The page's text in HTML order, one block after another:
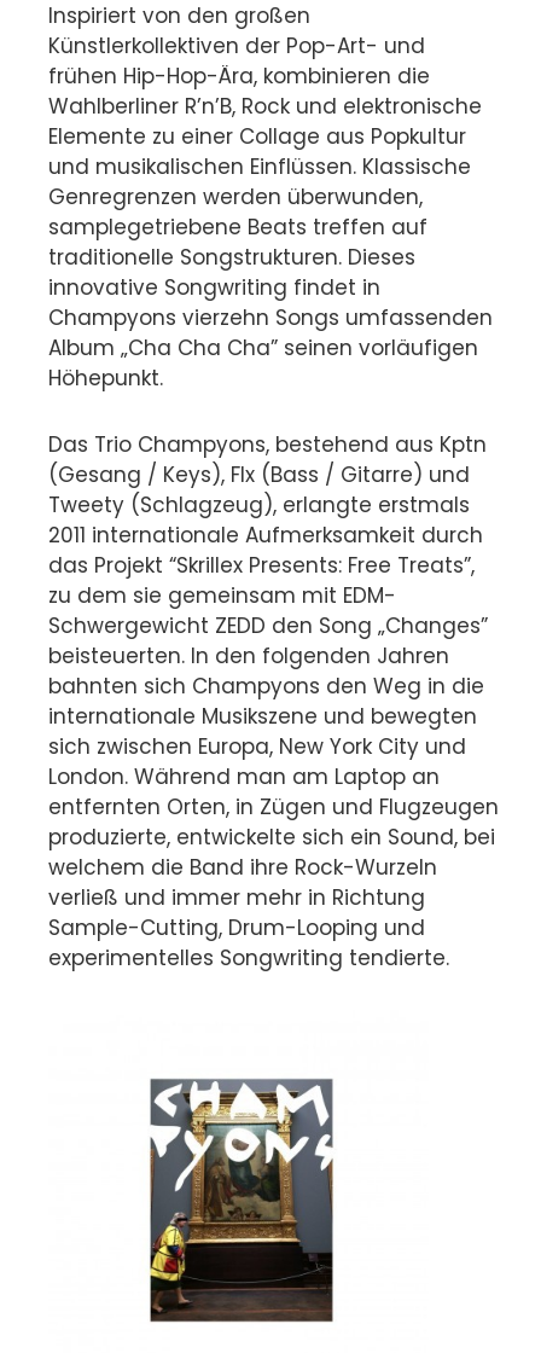
Inspiriert von den großen
Künstlerkollektiven der Pop-Art- und
frühen Hip-Hop-Ära, kombinieren die
Wahlberliner R’n’B, Rock und elektronische
Elemente zu einer Collage aus Popkultur
und musikalischen Einflüssen. Klassische
Genregrenzen werden überwunden,
samplegetriebene Beats treffen auf
traditionelle Songstrukturen. Dieses
innovative Songwriting findet in
Champyons vierzehn Songs umfassenden
Album „Cha Cha Cha” seinen vorläufigen
Höhepunkt.
Das Trio Champyons, bestehend aus Kptn
(Gesang / Keys), Flx (Bass / Gitarre) und
Tweety (Schlagzeug), erlangte erstmals
2011 internationale Aufmerksamkeit durch
das Projekt “Skrillex Presents: Free Treats”,
zu dem sie gemeinsam mit EDM-
Schwergewicht ZEDD den Song „Changes”
beisteuerten. In den folgenden Jahren
bahnten sich Champyons den Weg in die
internationale Musikszene und bewegten
sich zwischen Europa, New York City und
London. Während man am Laptop an
entfernten Orten, in Zügen und Flugzeugen
produzierte, entwickelte sich ein Sound, bei
welchem die Band ihre Rock-Wurzeln
verließ und immer mehr in Richtung
Sample-Cutting, Drum-Looping und
experimentelles Songwriting tendierte.